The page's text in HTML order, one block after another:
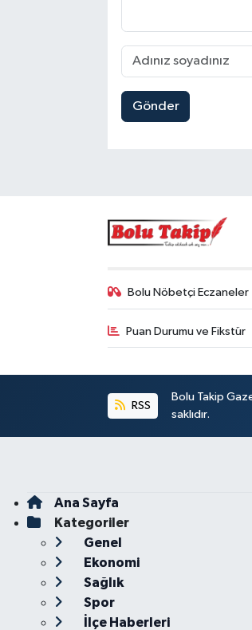
Gönder
Bolu Nöbetçi Eczaneler
Puan Durumu ve Fikstür
RSS
Bolu Takip
saklıdır.
Ana Sayfa
Kategoriler
Genel
Ekonomi
Sağlık
Spor
İlçe Haberleri